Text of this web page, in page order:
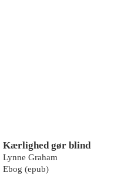
Kærlighed gør blind
Lynne Graham
Ebog (epub)